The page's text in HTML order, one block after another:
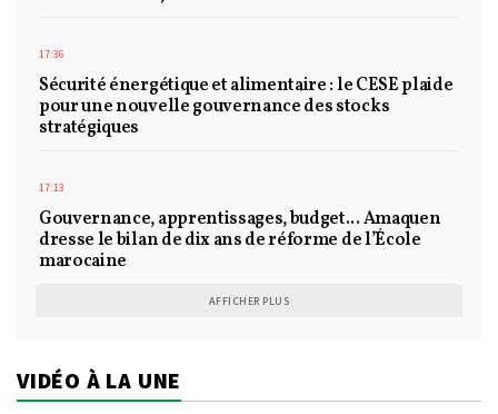
17:36
Sécurité énergétique et alimentaire : le CESE plaide
pour une nouvelle gouvernance des stocks
stratégiques
17:13
Gouvernance, apprentissages, budget... Amaquen
dresse le bilan de dix ans de réforme de l’École
marocaine
AFFICHER PLUS
VIDÉO À LA UNE